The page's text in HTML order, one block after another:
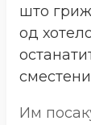
што
од
Им